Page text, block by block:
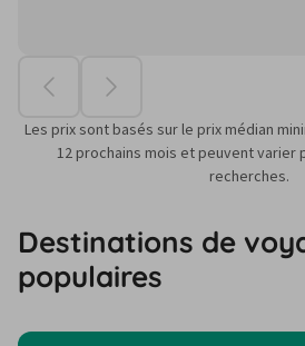
Les prix sont basés sur le prix médian
12 prochains mois et peuvent varier
recherches.
Destinations de
populaires